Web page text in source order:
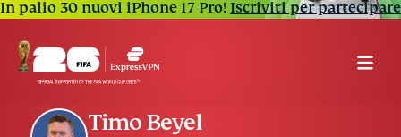
In palio 30 nuovi iPhone 17 Pro! Iscriviti per partecipare
Timo Beyel